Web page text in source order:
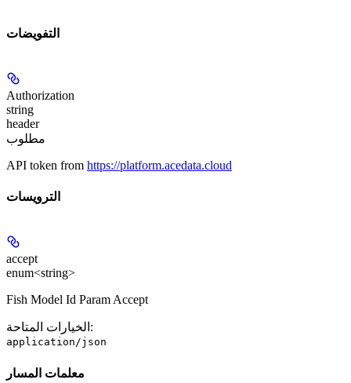
التفويضات
Authorization
string
header
مطلوب
API token from https://platform.acedata.cloud
الترويسات
accept
enum<string>
Fish Model Id Param Accept
الخيارات المتاحة :
application/json
معلمات المسار